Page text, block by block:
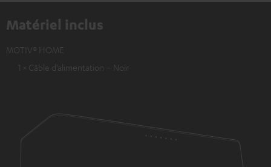
Matériel inclus
MOTIV® HOME
1 × Câble d’alimentation – Noir